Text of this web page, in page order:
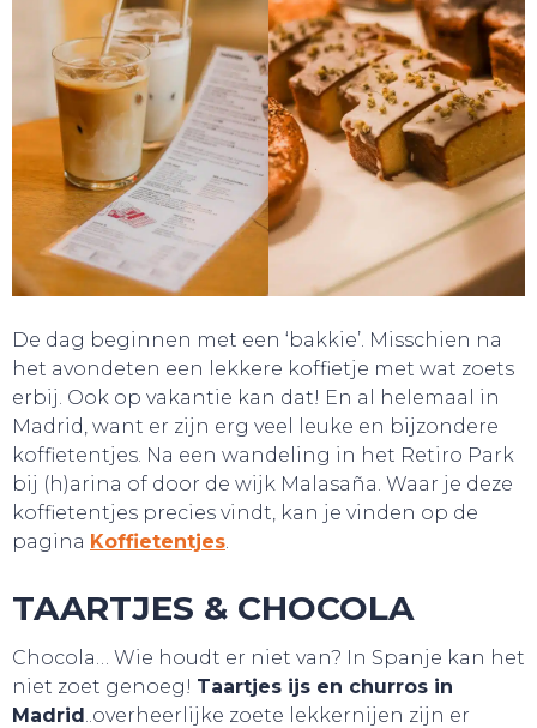
SLAAP LEKKER!
De dag beginnen met een ‘bakkie’. Misschien na
het avondeten een lekkere koffietje met wat zoets
erbij. Ook op vakantie kan dat! En al helemaal in
Madrid, want er zijn erg veel leuke en bijzondere
koffietentjes. Na een wandeling in het Retiro Park
bij (h)arina of door de wijk Malasaña. Waar je deze
koffietentjes precies vindt, kan je vinden op de
pagina Koffietentjes.
TAARTJES & CHOCOLA
Chocola… Wie houdt er niet van? In Spanje kan het
niet zoet genoeg! Taartjes ijs en churros in
Madrid..overheerlijke zoete lekkernijen zijn er